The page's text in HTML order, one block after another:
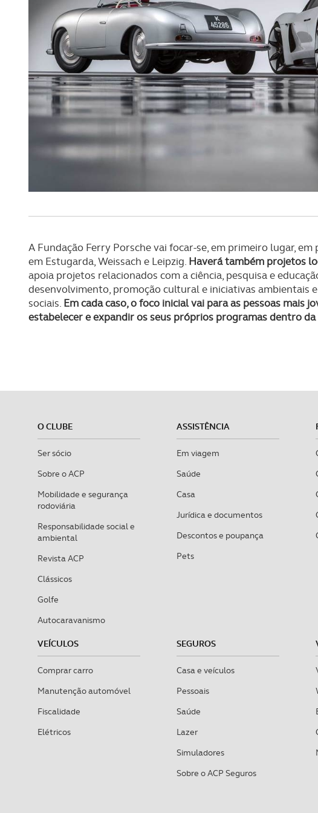
Realçamos que o bloqueio de certo
navegação no Website e nos serviços
Consulte a política de cookies do site.
A Fundação Ferry Porsche vai focar-se, em primeiro lugar,
em Estugarda, Weissach e Leipzig. Haverá também projetos
apoia projetos relacionados com a ciência, pesquisa e
desenvolvimento, promoção cultural e iniciativas ambientais
sociais. Em cada caso, o foco inicial vai para as pessoas mais
estabelecer e expandir os seus próprios programas dentro
O CLUBE
Ser sócio
Sobre o ACP
Mobilidade e segurança
rodoviária
Responsabilidade social e
ambiental
Revista ACP
Clássicos
Golfe
Autocaravanismo
ASSISTÊNCIA
Em viagem
Saúde
Casa
Jurídica e documentos
Descontos e poupança
Pets
VEÍCULOS
Comprar carro
Manutenção automóvel
Fiscalidade
Elétricos
SEGUROS
Casa e veículos
Pessoais
Saúde
Lazer
Simuladores
Sobre o ACP Seguros